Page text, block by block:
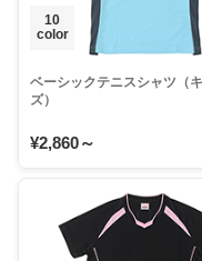
10
color
ベーシックテニスシャツ（
ズ）
¥2,860～